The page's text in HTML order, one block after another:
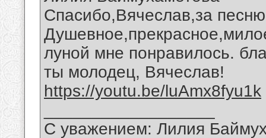
Спасибо,Вячеслав,за
луной мне понравилось.
ты молодец, Вячеслав!
https://youtu.be/luAmx8fyu1k
С уважением: Лилия